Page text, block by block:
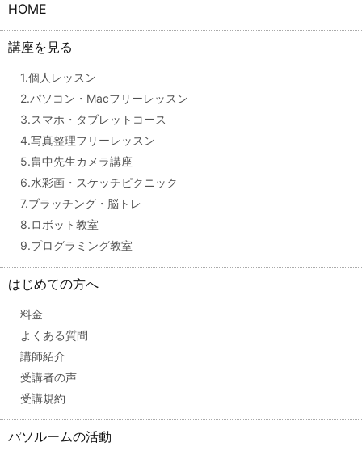
HOME
講座を見る
1.個人レッスン
2.パソコン・Macフリーレッスン
3.スマホ・タブレットコース
4.写真整理フリーレッスン
5.畠中先生カメラ講座
6.水彩画・スケッチピクニック
7.ブラッチング・脳トレ
8.ロボット教室
9.プログラミング教室
はじめての方へ
料金
よくある質問
講師紹介
受講者の声
受講規約
パソルームの活動